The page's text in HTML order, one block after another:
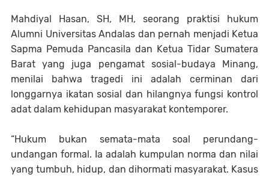
Mahdiyal Hasan, SH, MH, seorang praktisi hukum
Alumni Universitas Andalas dan pernah menjadi Ketua
Sapma Pemuda Pancasila dan Ketua Tidar Sumatera
Barat yang juga pengamat sosial-budaya Minang,
menilai bahwa tragedi ini adalah cerminan dari
longgarnya ikatan sosial dan hilangnya fungsi kontrol
adat dalam kehidupan masyarakat kontemporer.
“Hukum bukan semata-mata soal perundang-
undangan formal. Ia adalah kumpulan norma dan nilai
yang tumbuh, hidup, dan dihormati masyarakat. Kasus